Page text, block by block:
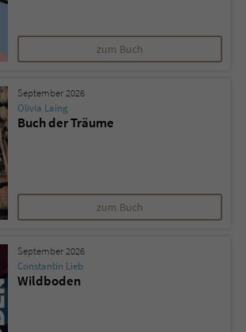
zum Buch
September 2026
Olivia Laing
Buch der Träume
zum Buch
September 2026
Constantin Lieb
Wildboden